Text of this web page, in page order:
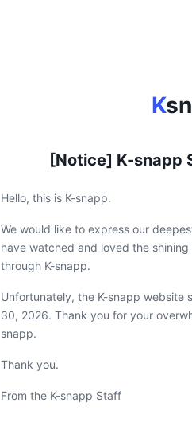
K
[Notice] K-snapp
Hello, this is K-snapp.
We would like to express our
have watched and loved the
through K-snapp.
Unfortunately, the K-snapp website
30, 2026. Thank you for your
snapp.
Thank you.
From the K-snapp Staff